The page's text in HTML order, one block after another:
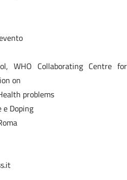
WHO Collaborating Centre for
on
problems
e Doping